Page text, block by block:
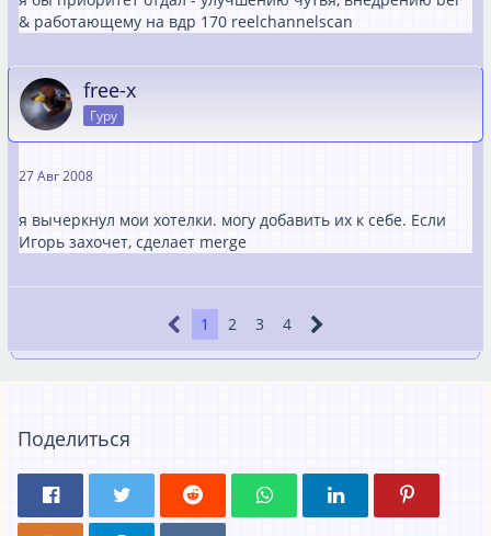
& работающему на вдр 170 reelchannelscan
free-x
Гуру
27 Авг 2008
я вычеркнул мои хотелки. могу добавить их к себе. Если
Игорь захочет, сделает merge
1 2 3 4
Поделиться